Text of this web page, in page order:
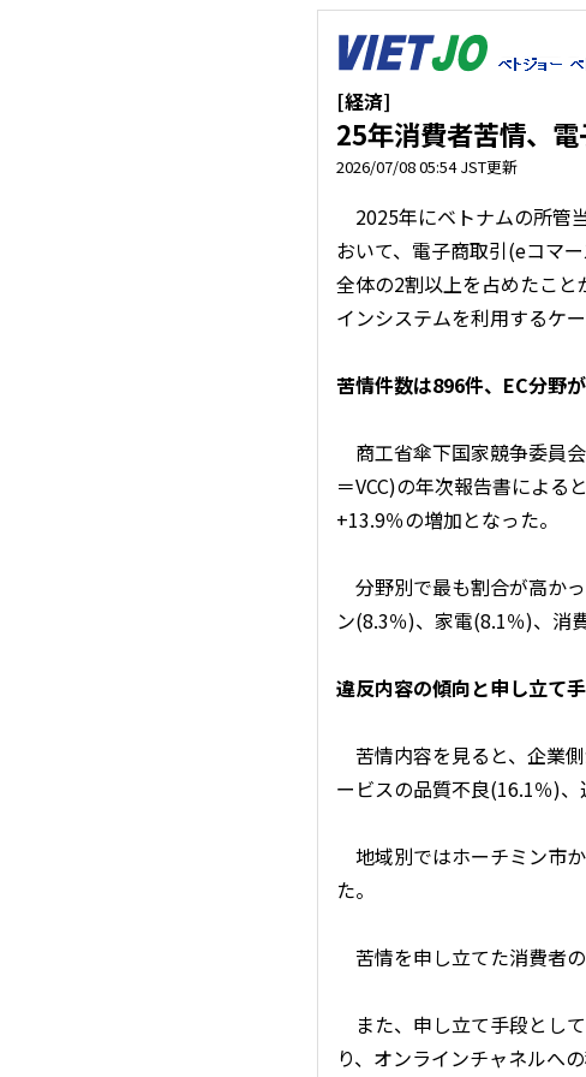
[経済]
25年消費者苦情、
2026/07/08 05:54 JST更新
2025年にベトナムの所管
おいて、電子商取引(eコマ
全体の2割以上を占めたこ
インシステムを利用するケ
苦情件数は896件、EC分野
商工省傘下国家競争委員
＝VCC)の年次報告書による
+13.9％の増加となった。
分野別で最も割合が高か
ン(8.3％)、家電(8.1％)、消
違反内容の傾向と申し立て
苦情内容を見ると、企業
ービスの品質不良(16.1％)
地域別ではホーチミン市
た。
苦情を申し立てた消費者
また、申し立て手段とし
り、オンラインチャネルへ